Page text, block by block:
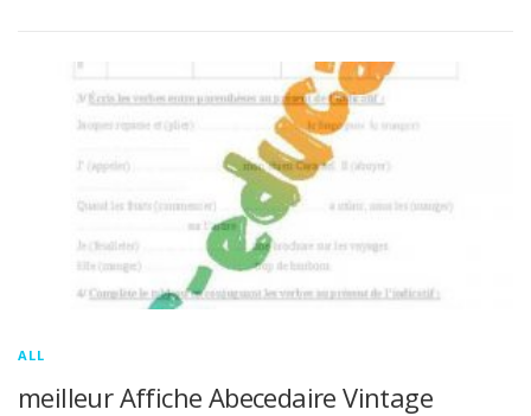
ALL
meilleur Affiche Abecedaire Vintage